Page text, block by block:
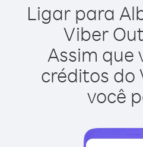
Ligar para
Viber
Assim que
créditos do
você